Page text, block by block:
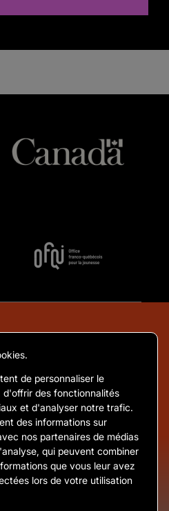
de personnaliser le
des fonctionnalités
et d'analyser notre trafic.
des informations sur
nos partenaires de médias
qui peuvent combiner
que vous leur avez
lors de votre utilisation